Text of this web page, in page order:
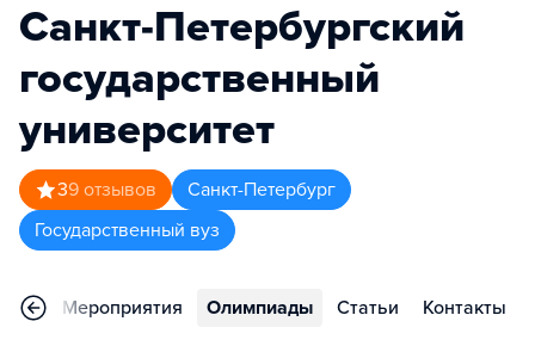
Санкт-Петербургский
государственный
университет
39 отзывов
Санкт-Петербург
Государственный вуз
Мероприятия Олимпиады Статьи Контакты